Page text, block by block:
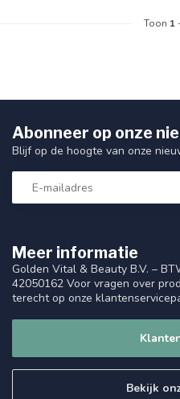
Toon 1
Meer informatie
Golden Vital & Beauty B.V. –
42050162 Voor vragen over
terecht op onze
Bekijk
Abonneer op onze
Blijf op de hoogte van onze